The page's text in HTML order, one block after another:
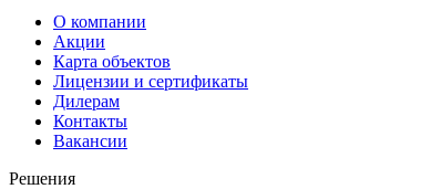
О компании
Акции
Карта объектов
Лицензии и сертификаты
Дилерам
Контакты
Вакансии
Решения